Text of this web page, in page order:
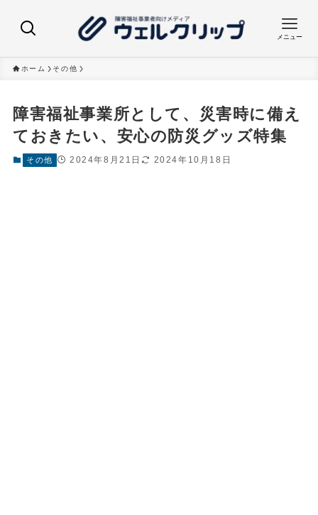
メニュー
ホーム その他
障害福祉事業所として、災害時に備え
ておきたい、安心の防災グッズ特集
その他 2024年8月21日 2024年10月18日